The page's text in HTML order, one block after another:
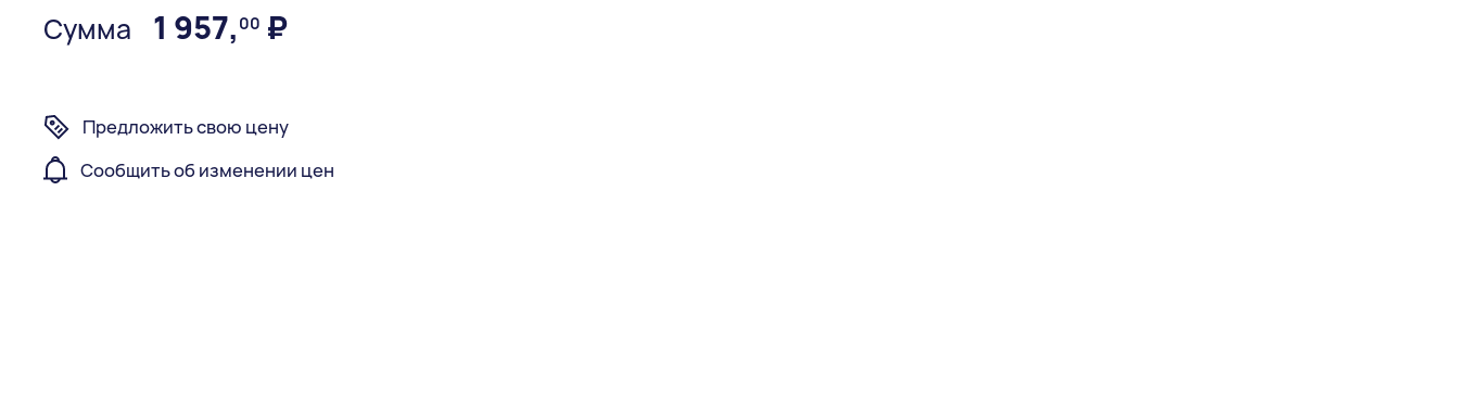
Сумма 1 957, 00 ₽
Предложить свою цену
Сообщить об изменении цен